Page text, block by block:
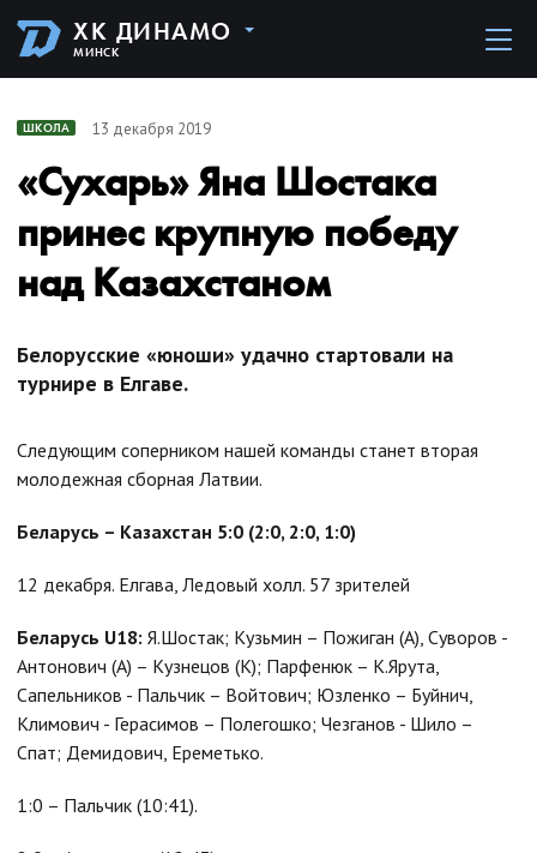
ХК ДИНАМО
МИНСК
ШКОЛА 13 декабря 2019
«Сухарь» Яна Шостака
принес крупную победу
над Казахстаном
Белорусские «юноши» удачно стартовали на
турнире в Елгаве.
Следующим соперником нашей команды станет вторая
молодежная сборная Латвии.
Беларусь – Казахстан 5:0 (2:0, 2:0, 1:0)
12 декабря. Елгава, Ледовый холл. 57 зрителей
Беларусь U18: Я.Шостак; Кузьмин – Пожиган (А), Суворов -
Антонович (А) – Кузнецов (К); Парфенюк – К.Ярута,
Сапельников - Пальчик – Войтович; Юзленко – Буйнич,
Климович - Герасимов – Полегошко; Чезганов - Шило –
Спат; Демидович, Ереметько.
1:0 – Пальчик (10:41).